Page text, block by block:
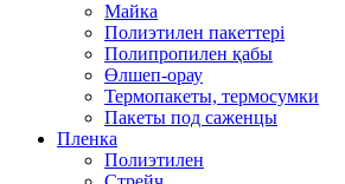
Майка
Полиэтилен пакеттері
Полипропилен қабы
Өлшеп-орау
Термопакеты, термосумки
Пакеты под саженцы
Пленка
Полиэтилен